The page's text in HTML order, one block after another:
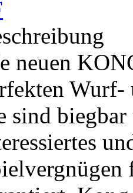
neuen
Wurf-
sind